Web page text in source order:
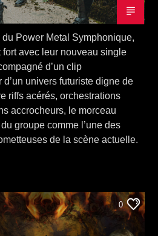
Power Metal Symphonique,
fort avec leur nouveau single
d’un clip
univers futuriste digne de
riffs acérés, orchestrations
accrocheurs, le morceau
groupe comme l’une des
de la scène actuelle.
0